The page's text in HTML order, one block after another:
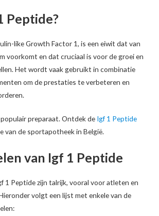
Peptide?
like Growth Factor 1, is een eiwit dat van
voorkomt en dat cruciaal is voor de groei en
Het wordt vaak gebruikt in combinatie
om de prestaties te verbeteren en
preparaat. Ontdek de Igf 1 Peptide
van de sportapotheek in België.
van Igf 1 Peptide
1 Peptide zijn talrijk, vooral voor atleten en
volgt een lijst met enkele van de